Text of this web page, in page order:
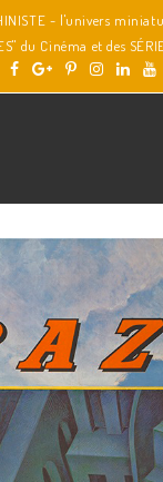
- l'univers
du Cinéma et des